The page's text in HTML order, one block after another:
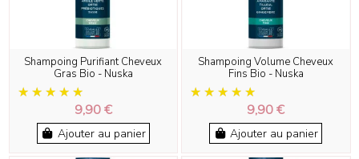
Shampoing Purifiant Cheveux
Gras Bio - Nuska
9,90 €
Ajouter au panier
Shampoing Volume Cheveux
Fins Bio - Nuska
9,90 €
Ajouter au panier